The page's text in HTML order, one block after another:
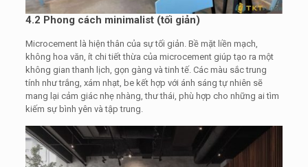
4.2 Phong cách minimalist(tối giản)
Microcement là hiện thân của sự tối giản. Bề mặt liền mạch,
không hoa văn, ít chi tiết thừa của microcement giúp tạo ra một
không gian thanh lịch, gọn gàng và tinh tế. Các màu sắc trung
tính như trắng, xám nhạt, be kết hợp với ánh sáng tự nhiên sẽ
mang lại cảm giác nhẹ nhàng, thư thái, phù hợp cho những ai tìm
kiếm sự bình yên và tập trung.